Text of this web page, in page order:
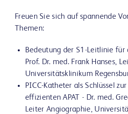
Freuen Sie sich auf spannende
Themen:
Bedeutung der S1-Leitlinie für
Prof. Dr. med. Frank Hanses,
Universitätsklinikum
PICC-Katheter als Schlüssel
effizienten APAT - Dr. med.
Leiter Angiographie,